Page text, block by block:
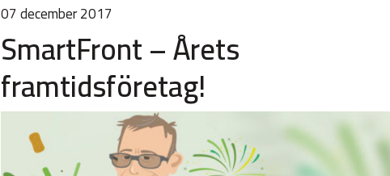
07 december 2017
SmartFront – Årets
framtidsföretag!